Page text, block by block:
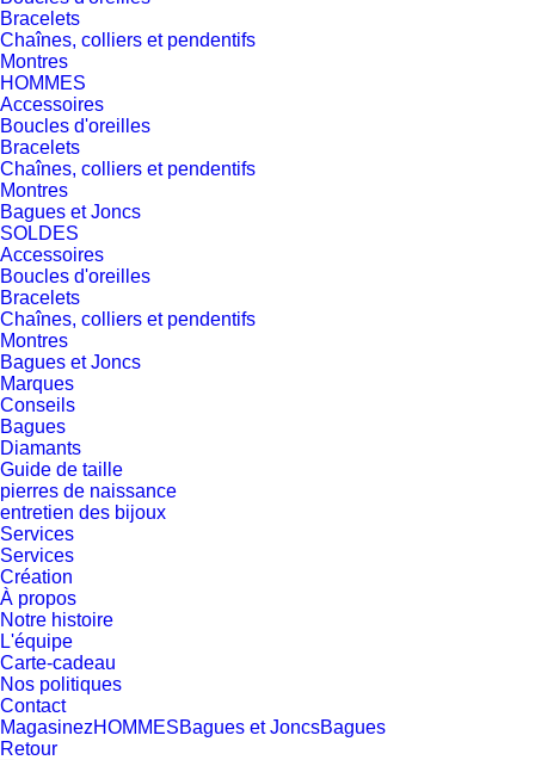
Bracelets
Chaînes, colliers et pendentifs
Montres
HOMMES
Accessoires
Boucles d'oreilles
Bracelets
Chaînes, colliers et pendentifs
Montres
Bagues et Joncs
SOLDES
Accessoires
Boucles d'oreilles
Bracelets
Chaînes, colliers et pendentifs
Montres
Bagues et Joncs
Marques
Conseils
Bagues
Diamants
Guide de taille
pierres de naissance
entretien des bijoux
Services
Services
Création
À propos
Notre histoire
L'équipe
Carte-cadeau
Nos politiques
Contact
MagasinezHOMMESBagues et JoncsBagues
Retour